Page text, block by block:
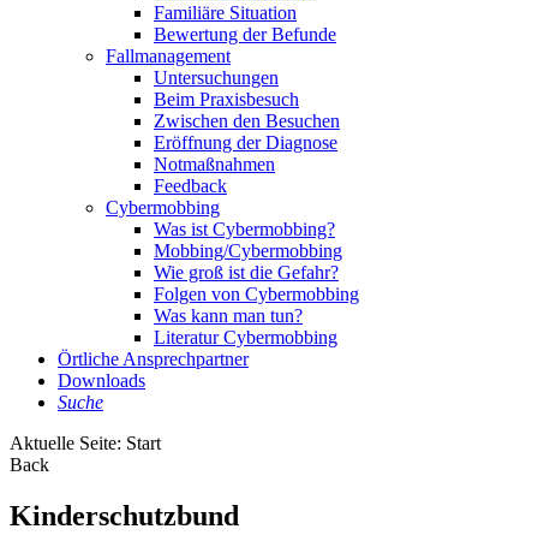
Familiäre Situation
Bewertung der Befunde
Fallmanagement
Untersuchungen
Beim Praxisbesuch
Zwischen den Besuchen
Eröffnung der Diagnose
Notmaßnahmen
Feedback
Cybermobbing
Was ist Cybermobbing?
Mobbing/Cybermobbing
Wie groß ist die Gefahr?
Folgen von Cybermobbing
Was kann man tun?
Literatur Cybermobbing
Örtliche Ansprechpartner
Downloads
Suche
Aktuelle Seite: Start
Back
Kinderschutzbund